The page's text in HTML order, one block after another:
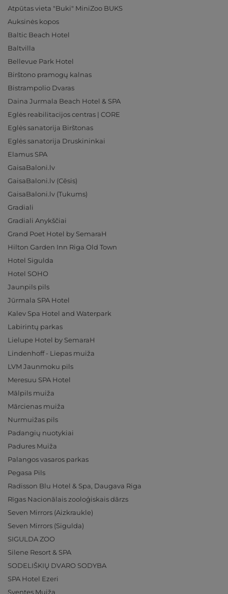
Atpūtas vieta "Buki" MiniZoo BUKS
Auksinės kopos
Baltic Beach Hotel
Baltvilla
Bellevue Park Hotel
Birštono pramogų kalnas
Bistrampolio Dvaras
Daina Jurmala Beach Hotel & SPA
Eglės reabilitacijos centras | CORE
Eglės sanatorija Birštonas
Eglės sanatorija Druskininkai
Elamus SPA
GaisaBaloni.lv
GaisaBaloni.lv (Cēsis)
GaisaBaloni.lv (Tukums)
Gradiali
Gradiali Anykščiai
Grand Poet Hotel by SemaraH
Hilton Garden Inn Riga Old Town
Hotel Sigulda
Hotel SOHO
Jaunpils pils
Jūrmala SPA Hotel
Kalev Spa Hotel and Waterpark
Labirintų parkas
Lielupe Hotel by SemaraH
Lindenhoff - Liepas muiža
LVM Jaunmoku pils
Meresuu SPA Hotel
Mālpils muiža
Mārcienas muiža
Nurmuižas pils
Padangių nuotykiai
Padures Muiža
Palangos vasaros parkas
Pegasa Pils
Radisson Blu Hotel & Spa, Daugava Riga
Rīgas Nacionālais zooloģiskais dārzs
Seven Mirrors (Aizkraukle)
Seven Mirrors (Sigulda)
SIGULDA ZOO
Silene Resort & SPA
SODELIŠKIŲ DVARO SODYBA
SPA Hotel Ezeri
Sventes Muiža